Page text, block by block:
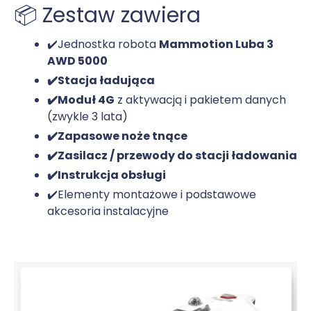
📦 Zestaw zawiera
✔️Jednostka robota Mammotion Luba 3
AWD 5000
✔️Stacja ładująca
✔️Moduł 4G z aktywacją i pakietem danych
(zwykle 3 lata)
✔️Zapasowe noże tnące
✔️Zasilacz / przewody do stacji ładowania
✔️Instrukcja obsługi
✔️Elementy montażowe i podstawowe
akcesoria instalacyjne